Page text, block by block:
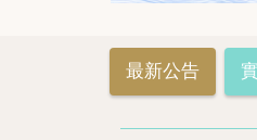
最新公告